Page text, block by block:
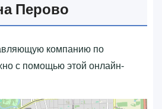
Перово
компанию по
с помощью этой онлайн-